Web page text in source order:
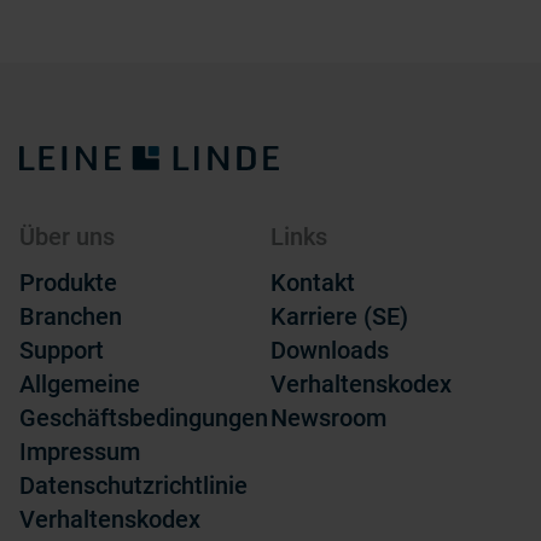
Über uns
Produkte
Branchen
Support
Allgemeine
Geschäftsbedingungen
Impressum
Datenschutzrichtlinie
Verhaltenskodex
Links
Kontakt
Karriere (SE)
Downloads
Verhaltenskodex
Newsroom